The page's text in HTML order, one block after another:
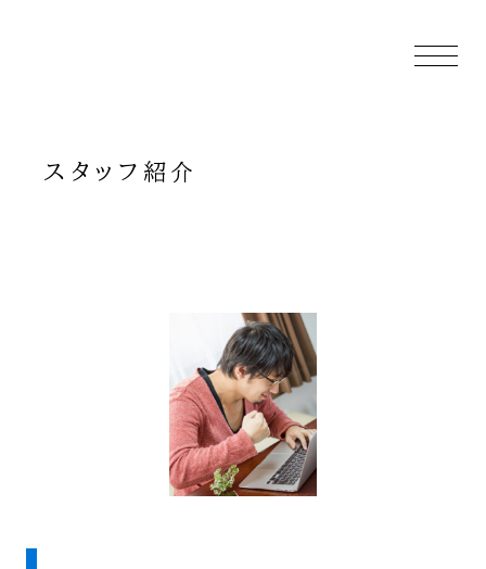
スタッフ紹介